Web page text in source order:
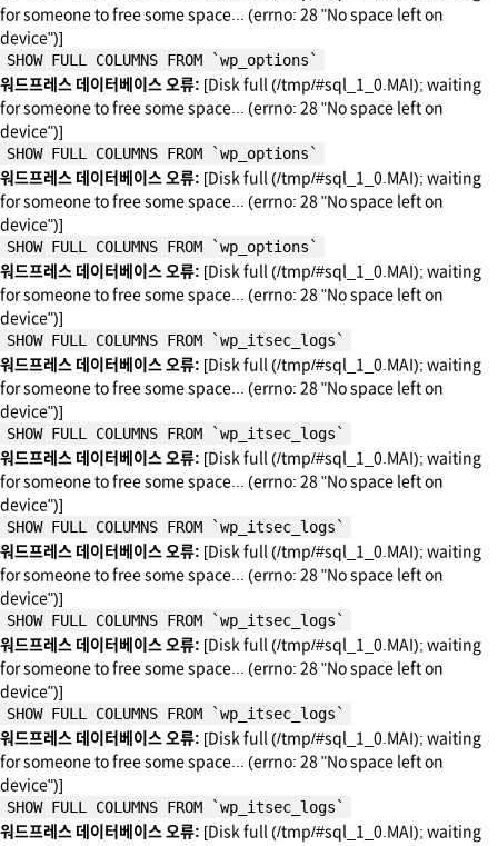
for someone to free some space... (errno: 28 "No space left on
device")]
SHOW FULL COLUMNS FROM `wp_options`
워드프레스 데이터베이스 오류: [Disk full (/tmp/#sql_1_0.MAI); waiting
for someone to free some space... (errno: 28 "No space left on
device")]
SHOW FULL COLUMNS FROM `wp_options`
워드프레스 데이터베이스 오류: [Disk full (/tmp/#sql_1_0.MAI); waiting
for someone to free some space... (errno: 28 "No space left on
device")]
SHOW FULL COLUMNS FROM `wp_options`
워드프레스 데이터베이스 오류: [Disk full (/tmp/#sql_1_0.MAI); waiting
for someone to free some space... (errno: 28 "No space left on
device")]
SHOW FULL COLUMNS FROM `wp_itsec_logs`
워드프레스 데이터베이스 오류: [Disk full (/tmp/#sql_1_0.MAI); waiting
for someone to free some space... (errno: 28 "No space left on
device")]
SHOW FULL COLUMNS FROM `wp_itsec_logs`
워드프레스 데이터베이스 오류: [Disk full (/tmp/#sql_1_0.MAI); waiting
for someone to free some space... (errno: 28 "No space left on
device")]
SHOW FULL COLUMNS FROM `wp_itsec_logs`
워드프레스 데이터베이스 오류: [Disk full (/tmp/#sql_1_0.MAI); waiting
for someone to free some space... (errno: 28 "No space left on
device")]
SHOW FULL COLUMNS FROM `wp_itsec_logs`
워드프레스 데이터베이스 오류: [Disk full (/tmp/#sql_1_0.MAI); waiting
for someone to free some space... (errno: 28 "No space left on
device")]
SHOW FULL COLUMNS FROM `wp_itsec_logs`
워드프레스 데이터베이스 오류: [Disk full (/tmp/#sql_1_0.MAI); waiting
for someone to free some space... (errno: 28 "No space left on
device")]
SHOW FULL COLUMNS FROM `wp_itsec_logs`
워드프레스 데이터베이스 오류: [Disk full (/tmp/#sql_1_0.MAI); waiting